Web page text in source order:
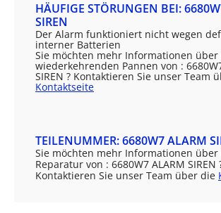
HÄUFIGE STÖRUNGEN BEI:
SIREN
Der Alarm funktioniert nicht wegen
interner Batterien
Sie möchten mehr Informationen über
wiederkehrenden Pannen von :
SIREN ? Kontaktieren Sie unser Team
Kontaktseite
TEILENUMMER: 6680W7 ALARM
Sie möchten mehr Informationen über
Reparatur von : 6680W7 ALARM SIREN
Kontaktieren Sie unser Team über die